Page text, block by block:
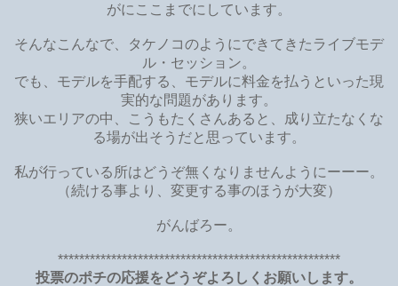
がにここまでにしています。
そんなこんなで、タケノコのようにできてきたライブモデ
ル・セッション。
でも、モデルを手配する、モデルに料金を払うといった現
実的な問題があります。
狭いエリアの中、こうもたくさんあると、成り立たなくな
る場が出そうだと思っています。
私が行っている所はどうぞ無くなりませんようにーーー。
（続ける事より、変更する事のほうが大変）
がんばろー。
*****************************************************
投票のポチの応援をどうぞよろしくお願いします。